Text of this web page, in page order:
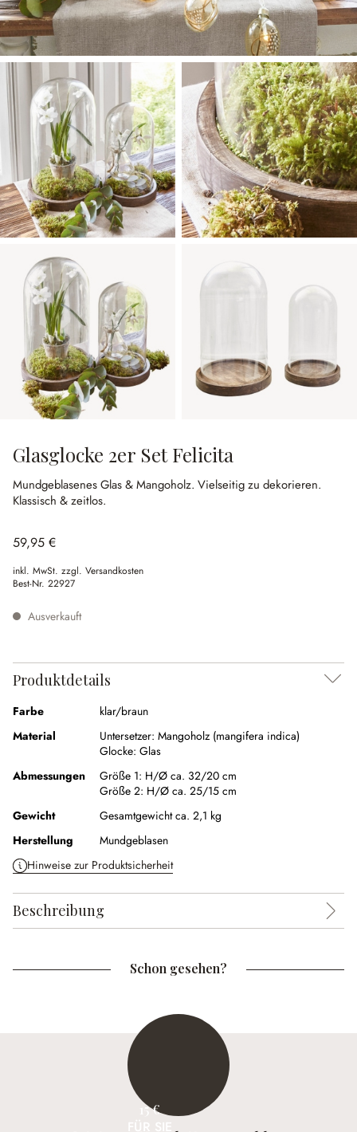
Glasglocke 2er Set Felicita
Mundgeblasenes Glas & Mangoholz. Vielseitig zu dekorieren.
Klassisch & zeitlos.
59,95 €
inkl. MwSt. zzgl. Versandkosten
Best-Nr. 22927
Ausverkauft
Produktdetails
Farbe
klar/braun
Material
Untersetzer: Mangoholz (mangifera indica)
Glocke: Glas
Abmessungen
Größe 1: H/Ø ca. 32/20 cm
Größe 2: H/Ø ca. 25/15 cm
Gewicht
Gesamtgewicht ca. 2,1 kg
Herstellung
Mundgeblasen
Hinweise zur Produktsicherheit
Beschreibung
Schon gesehen?
15 €